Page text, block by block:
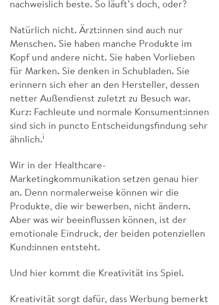
nachweislich beste. So läuft’s doch, oder?
Natürlich nicht. Ärzt:innen sind auch nur
Menschen. Sie haben manche Produkte im
Kopf und andere nicht. Sie haben Vorlieben
für Marken. Sie denken in Schubladen. Sie
erinnern sich eher an den Hersteller, dessen
netter Außendienst zuletzt zu Besuch war.
Kurz: Fachleute und normale Konsument:innen
sind sich in puncto Entscheidungsfindung sehr
ähnlich.i
Wir in der Healthcare-
Marketingkommunikation setzen genau hier
an. Denn normalerweise können wir die
Produkte, die wir bewerben, nicht ändern.
Aber was wir beeinflussen können, ist der
emotionale Eindruck, der beiden potenziellen
Kund:innen entsteht.
Und hier kommt die Kreativität ins Spiel.
Kreativität sorgt dafür, dass Werbung bemerkt